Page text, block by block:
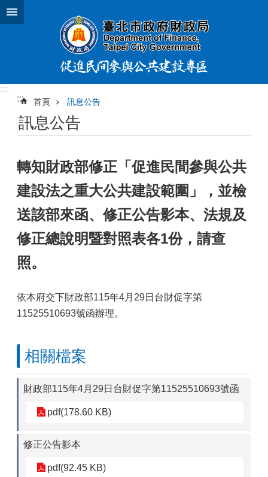
跳到主要內容區塊
:::
:::
首頁 訊息公告
訊息公告
轉知財政部修正「促進民間參與公共
建設法之重大公共建設範圍」，並檢
送該部來函、修正公告影本、法規及
修正總說明暨對照表各1份，請查
照。
依本府交下財政部115年4月29日台財促字第
11525510693號函辦理。
相關檔案
財政部115年4月29日台財促字第11525510693號函
pdf(178.60 KB)
修正公告影本
pdf(92.45 KB)